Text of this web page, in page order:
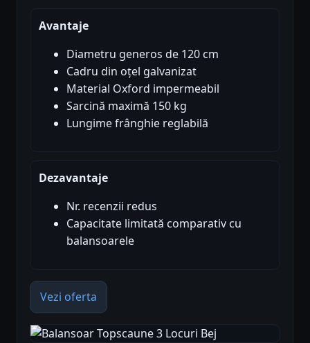
Avantaje
Diametru generos de 120 cm
Cadru din oțel galvanizat
Material Oxford impermeabil
Sarcină maximă 150 kg
Lungime frânghie reglabilă
Dezavantaje
Nr. recenzii redus
Capacitate limitată comparativ cu
balansoarele
Vezi oferta